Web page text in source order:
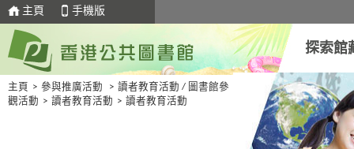
主頁 手機版
探索館
主頁 > 參與推廣活動 > 讀者教育活動 / 圖書館參
觀活動 > 讀者教育活動 > 讀者教育活動